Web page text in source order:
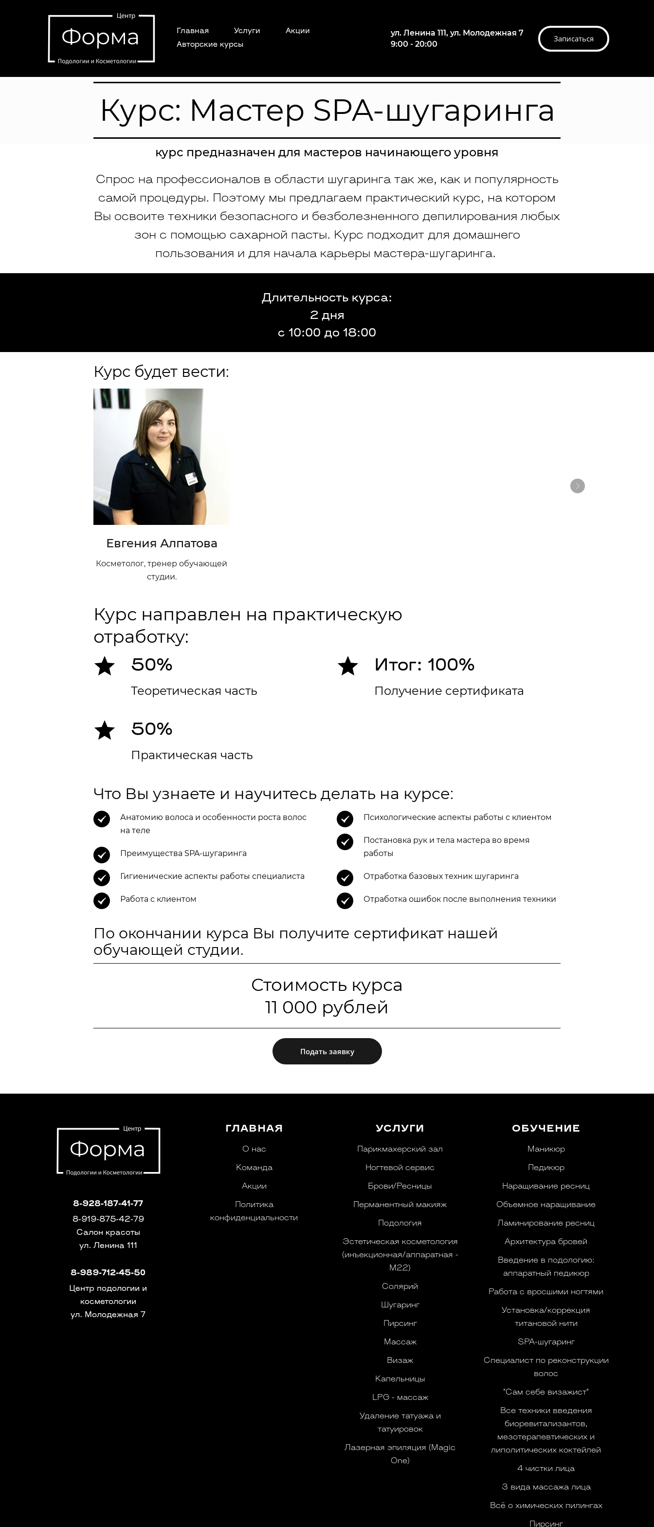
Главная Услуги
Акции
Авторские курсы
ул. Ленина 111, ул. Молодежная 7
9:00 - 20:00
Записаться
Курс: Мастер SPA-шугаринга
курс предназначен для мастеров начинающего уровня
Спрос на профессионалов в области шугаринга так же, как и популярность
самой процедуры. Поэтому мы предлагаем практический курс, на котором
Вы освоите техники безопасного и безболезненного депилирования любых
зон с помощью сахарной пасты. Курс подходит для домашнего
пользования и для начала карьеры мастера-шугаринга.
Длительность курса:
2 дня
с 10:00 до 18:00
Курс будет вести:
Евгения Алпатова
Косметолог, тренер обучающей
студии.
Курс направлен на практическую
отработку:
50%
Теоретическая часть
50%
Практическая часть
Итог: 100%
Получение сертификата
Что Вы узнаете и научитесь делать на курсе:
Анатомию волоса и особенности роста волос
на теле
Преимущества SPA-шугаринга
Гигиенические аспекты работы специалиста
Работа с клиентом
Психологические аспекты работы с клиентом
Постановка рук и тела мастера во время
работы
Отработка базовых техник шугаринга
Отработка ошибок после выполнения техники
По окончании курса Вы получите сертификат нашей
обучающей студии.
Стоимость курса
11 000 рублей
Подать заявку
8-928-187-41-77
8-919-875-42-79
Салон красоты
ул. Ленина 111
8-989-712-45-50
Центр подологии и
косметологии
ул. Молодежная 7
ГЛАВНАЯ
О нас
Команда
Акции
Политика
конфиденциальности
УСЛУГИ
Парикмахерский зал
Ногтевой сервис
Брови/Ресницы
Перманентный макияж
Подология
Эстетическая косметология
(инъекционная/аппаратная -
M22)
Солярий
Шугаринг
Пирсинг
Массаж
Визаж
Капельницы
LPG - массаж
Удаление татуажа и
татуировок
Лазерная эпиляция (Magic
One)
ОБУЧЕНИЕ
Маникюр
Педикюр
Наращивание ресниц
Объемное наращивание
Ламинирование ресниц
Архитектура бровей
Введение в подологию:
аппаратный педикюр
Работа с вросшими ногтями
Установка/коррекция
титановой нити
SPA-шугаринг
Специалист по реконструкции
волос
"Сам себе визажист"
Все техники введения
биоревитализантов,
мезотерапевтических и
липолитических коктейлей
4 чистки лица
3 вида массажа лица
Всё о химических пилингах
Пирсинг